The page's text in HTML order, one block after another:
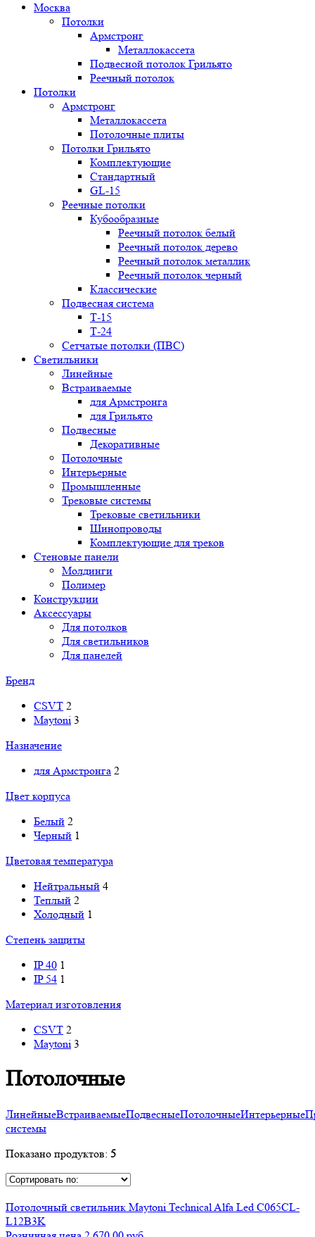
Москва
Потолки
Армстронг
Металлокассета
Подвесной потолок Грильято
Реечный потолок
Потолки
Армстронг
Металлокассета
Потолочные плиты
Потолки Грильято
Комплектующие
Стандартный
GL-15
Реечные потолки
Кубообразные
Реечный потолок белый
Реечный потолок дерево
Реечный потолок металлик
Реечный потолок черный
Классические
Подвесная система
Т-15
Т-24
Сетчатые потолки (ПВС)
Светильники
Линейные
Встраиваемые
для Армстронга
для Грильято
Подвесные
Декоративные
Потолочные
Интерьерные
Промышленные
Трековые системы
Трековые светильники
Шинопроводы
Комплектующие для треков
Стеновые панели
Молдинги
Полимер
Конструкции
Аксессуары
Для потолков
Для светильников
Для панелей
Бренд
CSVT 2
Maytoni 3
Назначение
для Армстронга 2
Цвет корпуса
Белый 2
Черный 1
Цветовая температура
Нейтральный 4
Теплый 2
Холодный 1
Степень защиты
IP 40 1
IP 54 1
Материал изготовления
CSVT 2
Maytoni 3
Потолочные
ЛинейныеВстраиваемыеПодвесныеПотолочныеИнтерьерные
системы
Показано продуктов: 5
Потолочный светильник Maytoni Technical Alfa Led C065CL-
L12B3K